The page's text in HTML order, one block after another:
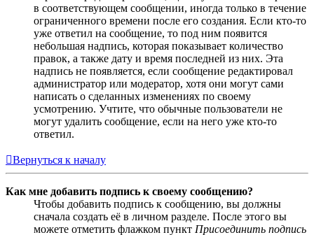
в соответствующем сообщении, иногда только в течение
ограниченного времени после его создания. Если кто-то
уже ответил на сообщение, то под ним появится
небольшая надпись, которая показывает количество
правок, а также дату и время последней из них. Эта
надпись не появляется, если сообщение редактировал
администратор или модератор, хотя они могут сами
написать о сделанных изменениях по своему
усмотрению. Учтите, что обычные пользователи не
могут удалить сообщение, если на него уже кто-то
ответил.
Вернуться к началу
Как мне добавить подпись к своему сообщению?
Чтобы добавить подпись к сообщению, вы должны
сначала создать её в личном разделе. После этого вы
можете отметить флажком пункт Присоединить подпись